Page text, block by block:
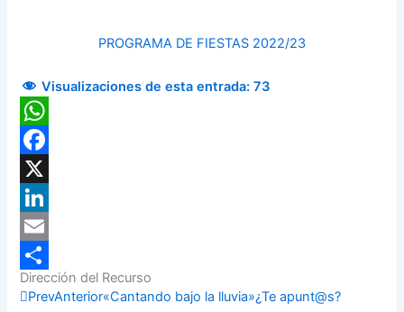
PROGRAMA DE FIESTAS 2022/23
Visualizaciones de esta entrada: 73
WhatsApp
Facebook
X
LinkedIn
Email
Compartir
Dirección del Recurso
PrevAnterior«Cantando bajo la lluvia»¿Te apunt@s?